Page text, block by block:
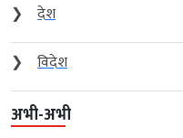
❯
देश
❯
विदेश
अभी-अभी